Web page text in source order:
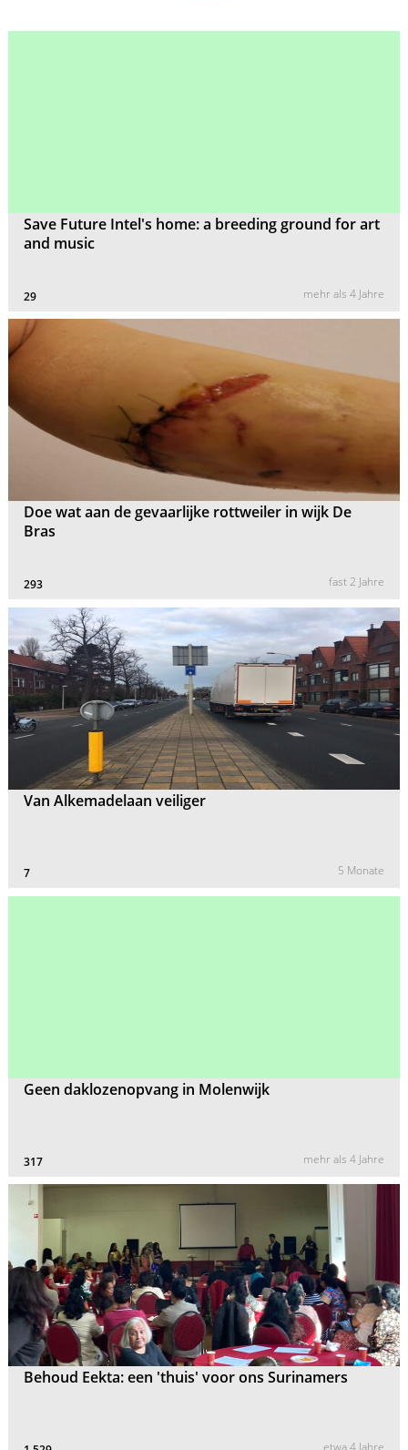
Save Future Intel's home: a breeding ground for art
and music
29 mehr als 4 Jahre
Doe wat aan de gevaarlijke rottweiler in wijk De
Bras
293 fast 2 Jahre
Van Alkemadelaan veiliger
7 5 Monate
Geen daklozenopvang in Molenwijk
317 mehr als 4 Jahre
Behoud Eekta: een 'thuis' voor ons Surinamers